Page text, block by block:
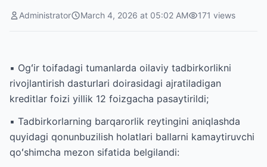
Administrator March 4, 2026 at 05:02 AM 171 views
▪️ Ogʻir toifadagi tumanlarda oilaviy tadbirkorlikni
rivojlantirish dasturlari doirasidagi ajratiladigan
kreditlar foizi yillik 12 foizgacha pasaytirildi;
▪️ Tadbirkorlarning barqarorlik reytingini aniqlashda
quyidagi qonunbuzilish holatlari ballarni kamaytiruvchi
qoʻshimcha mezon sifatida belgilandi: